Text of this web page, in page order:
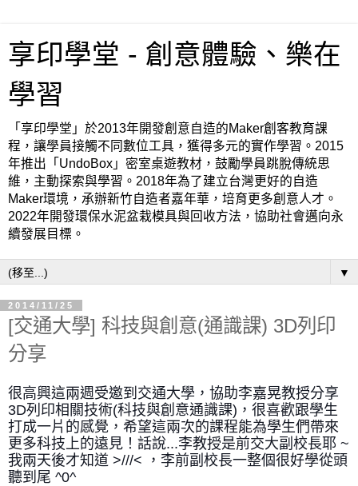
享印學堂 - 創意體驗、樂在
學習
「享印學堂」於2013年開發創意自造的Maker創客教育課
程，讓學員接觸不同數位工具，獲得多元的實作學習。2015
年推出「UndoBox」密室桌遊教材，鼓勵學員跳脫傳統思
維，主動探索與學習。2018年為了建立台灣更好的自造
Maker環境，承辦新竹自造者嘉年華，培育更多創意人才。
2022年開發環保水泥盆栽模具與回收方法，協助社會邁向永
續發展目標。
▼
2014/11/25
[交通大學] 科技與創意(通識課) 3D列印
分享
很高興這兩週受邀到交通大學，協助李嘉晃教授分享
3D列印相關技術(科技與創意通識課)，很喜歡跟學生
打成一片的感覺，希望這兩次的課程能為學生們帶來
更多科技上的遠見！話說...李教授是前交大副校長耶 ~
我兩天後才知道 >///< ，李前副校長一整個很好學從頭
聽到尾 ^0^